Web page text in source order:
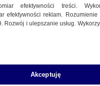
efektywności treści.
efektywności reklam.
Rozwój i ulepszanie usług.
Akceptuję